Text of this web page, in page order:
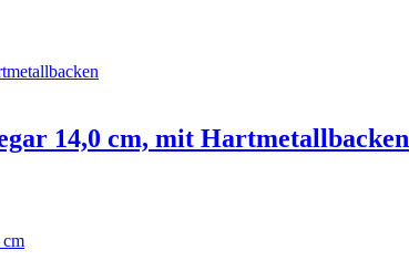
14,0 cm, mit Hartmetallbacken